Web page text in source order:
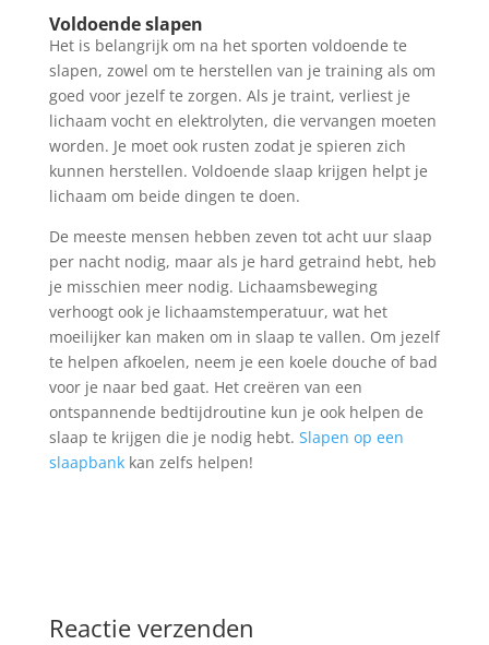
Voldoende slapen
Het is belangrijk om na het sporten voldoende te
slapen, zowel om te herstellen van je training als om
goed voor jezelf te zorgen. Als je traint, verliest je
lichaam vocht en elektrolyten, die vervangen moeten
worden. Je moet ook rusten zodat je spieren zich
kunnen herstellen. Voldoende slaap krijgen helpt je
lichaam om beide dingen te doen.
De meeste mensen hebben zeven tot acht uur slaap
per nacht nodig, maar als je hard getraind hebt, heb
je misschien meer nodig. Lichaamsbeweging
verhoogt ook je lichaamstemperatuur, wat het
moeilijker kan maken om in slaap te vallen. Om jezelf
te helpen afkoelen, neem je een koele douche of bad
voor je naar bed gaat. Het creëren van een
ontspannende bedtijdroutine kun je ook helpen de
slaap te krijgen die je nodig hebt. Slapen op een
slaapbankkan zelfs helpen!
Reactie verzenden